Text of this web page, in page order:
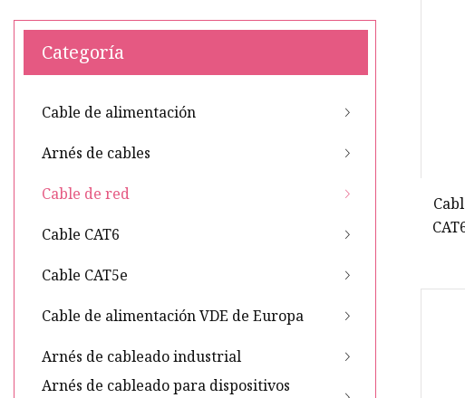
Categoría
Cable de alimentación
Arnés de cables
Cable de red
Cable CAT6
Cable CAT5e
Cable de alimentación VDE de Europa
Arnés de cableado industrial
Arnés de cableado para dispositivos